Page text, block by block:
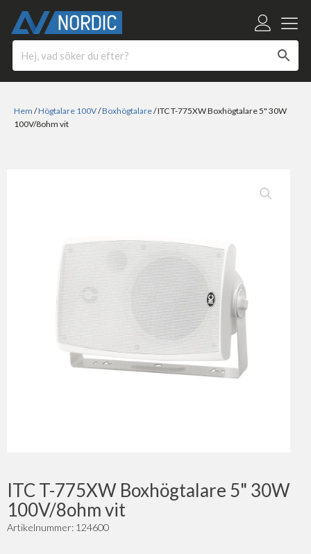
Hem /Högtalare 100V/Boxhögtalare/ ITC T-775XW Boxhögtalare 5" 30W
100V/8ohm vit
ITC T-775XW Boxhögtalare 5" 30W
100V/8ohm vit
Artikelnummer: 124600